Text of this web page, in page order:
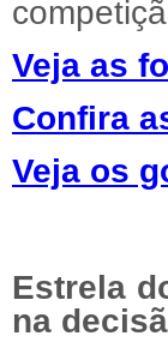
Veja as
Confira
Veja os
Estrela
na